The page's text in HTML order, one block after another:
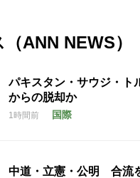
ANN NEWS）
パキスタン・サウジ・ト
からの脱却か
1時間前 国際
中道・立憲・公明 合流